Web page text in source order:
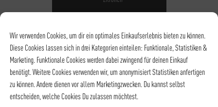
Wir verwenden Cookies, um dir ein optimales Einkaufserlebnis bieten zu können.
Diese Cookies lassen sich in drei Kategorien einteilen: Funktionale, Statistiken &
Marketing. Funktionale Cookies werden dabei zwingend für deinen Einkauf
benötigt. Weitere Cookies verwenden wir, um anonymisiert Statistiken anfertigen
zu können. Andere dienen vor allem Marketingzwecken. Du kannst selbst
entscheiden, welche Cookies Du zulassen möchtest.